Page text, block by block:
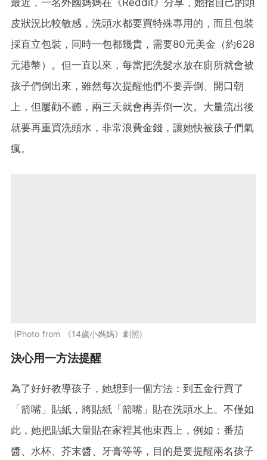
最近，一名外國媽媽在《Reddit》分享，她指自己的頭
皮狀況比較敏感，洗頭水都要買特殊專用的，而且包裝
採直立包裝，同時一包都幾貴，需要80元美金（約628
元港幣）。但一直以來，每當把洗髮水放在廁所就會被
孩子們倒出來，雖然每次提醒他們不要弄倒、開口朝
上，但屢勸不聽，兩三天就會再弄倒一次。大量流出後
就要再重買洗頭水，非常浪費金錢，讓她快被孩子們氣
瘋。
Photo from 《14歲小媽媽》劇照
決心用一方法提醒
為了好好教導孩子，她想到一個方法：到五金行買了
「箭嘴」貼紙，將貼紙「箭嘴」貼在洗頭水上。不僅如
此，她把貼紙大量貼在家裡其他東西上，例如：番茄
醬、水杯、芥末醬、牙膏等等，目的是要提醒兩名孩子